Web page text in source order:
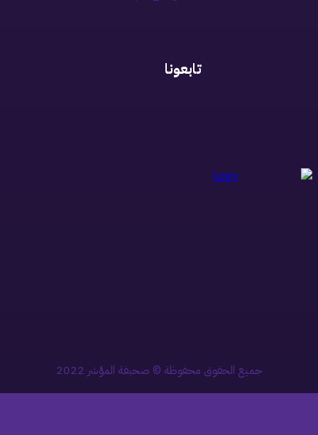
تابعونا
جميع الحقوق محفوظة © صحيفة المؤشر 2022